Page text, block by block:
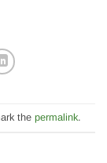
the permalink.